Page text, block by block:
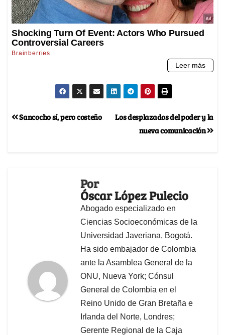
Los desplazados del poder y la
nueva comunicación
Sancocho sí, pero costeño
Por
Óscar López Pulecio
Abogado especializado en
Ciencias Socioeconómicas de la
Universidad Javeriana, Bogotá.
Ha sido embajador de Colombia
ante la Asamblea General de la
ONU, Nueva York; Cónsul
General de Colombia en el
Reino Unido de Gran Bretaña e
Irlanda del Norte, Londres;
Gerente Regional de la Caja